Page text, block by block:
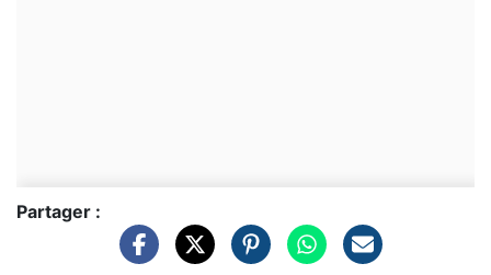
Partager :